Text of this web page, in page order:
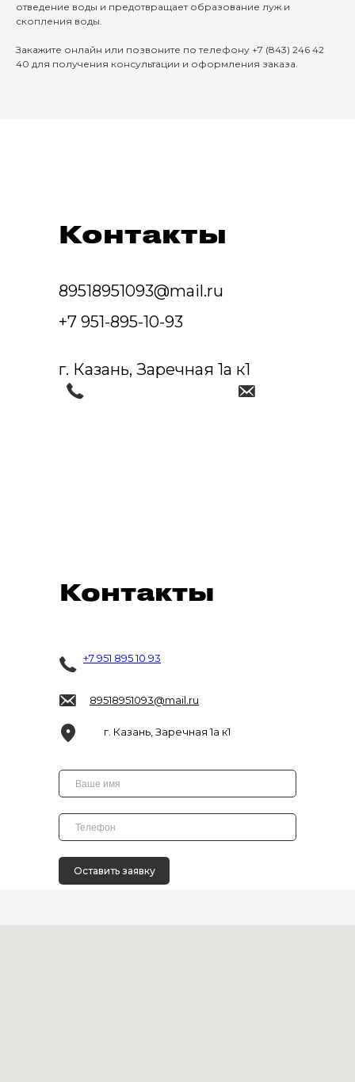
отведение воды и предотвращает образование луж и
скопления воды.
Закажите онлайн или позвоните по телефону +7 (843) 246 42
40 для получения консультации и оформления заказа.
Контакты
+7 951-895-10-93
89518951093@mail.ru
г. Казань, Заречная 1а к1
Оставить заявку
+7 951 895 10 93
г. Казань, Заречная 1а к1
89518951093@mail.ru
Контакты